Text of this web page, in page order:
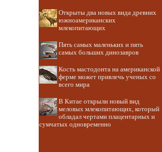
Открыты два новых вида древних
южноамериканских
млекопитающих
Пять самых маленьких и пять
самых больших динозавров
Кость мастодонта на американской
ферме может привлечь ученых со
всего мира
В Китае открыли новый вид
меловых млекопитающих, который
обладал чертами плацентарных и
сумчатых одновременно